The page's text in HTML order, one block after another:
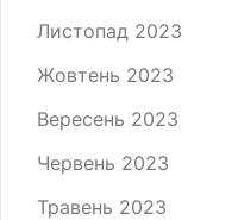
Листопад 2023
Жовтень 2023
Вересень 2023
Червень 2023
Травень 2023